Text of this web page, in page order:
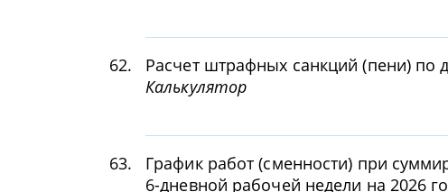
62.
Расчет штрафных санкций (пени) по
Калькулятор
63.
График работ (сменности) при
6-дневной рабочей недели на 2026